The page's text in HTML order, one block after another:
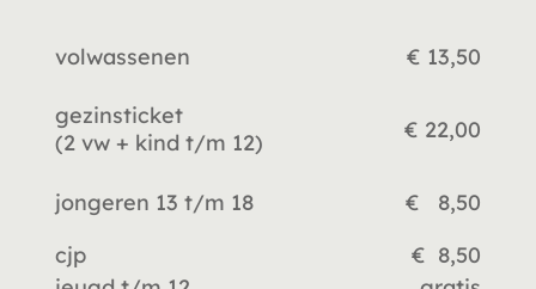
volwassenen € 13,50
gezinsticket
(2 vw + kind t/m 12) € 22,00
jongeren 13 t/m 18
€ 8,50
cjp
€ 8,50